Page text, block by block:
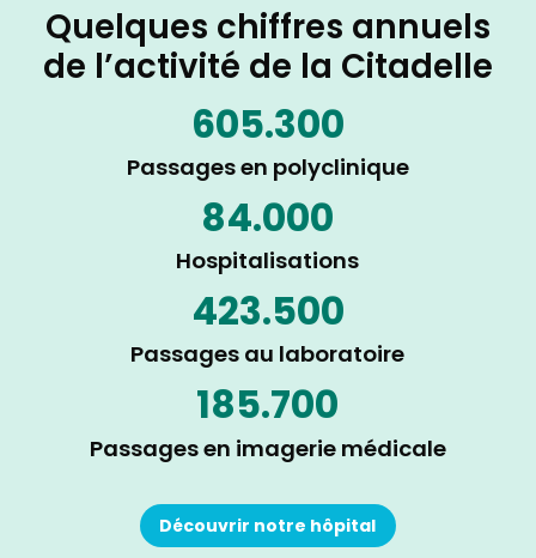
Quelques chiffres annuels
de l’activité de la Citadelle
605.300
Passages en polyclinique
84.000
Hospitalisations
423.500
Passages au laboratoire
185.700
Passages en imagerie médicale
Découvrir notre hôpital